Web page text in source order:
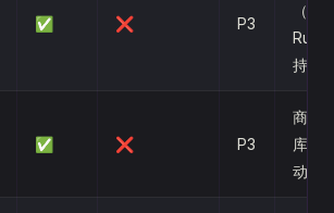
✅ ❌ P3
（
Rust
持有
✅ ❌ P3
商业
库，
动有